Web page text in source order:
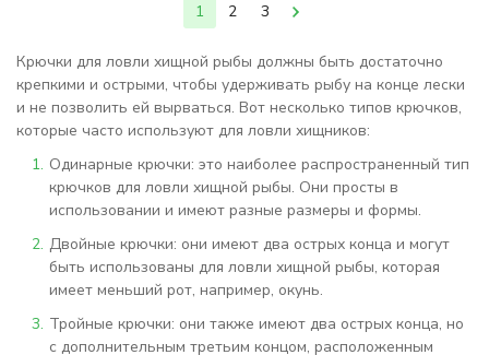
1 2 3
Крючки для ловли хищной рыбы должны быть достаточно
крепкими и острыми, чтобы удерживать рыбу на конце лески
и не позволить ей вырваться. Вот несколько типов крючков,
которые часто используют для ловли хищников:
Одинарные крючки: это наиболее распространенный тип
крючков для ловли хищной рыбы. Они просты в
использовании и имеют разные размеры и формы.
Двойные крючки: они имеют два острых конца и могут
быть использованы для ловли хищной рыбы, которая
имеет меньший рот, например, окунь.
Тройные крючки: они также имеют два острых конца, но
с дополнительным третьим концом, расположенным